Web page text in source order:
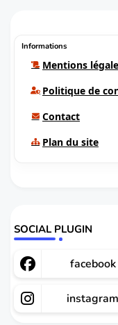
Informations
Mentions
Politique de
Contact
Plan du site
SOCIAL PLUGIN
facebook
instagram